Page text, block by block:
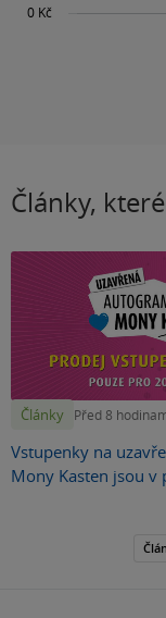
Články,
Články Před 8
Vstupenky na
Mony Kasten jsou v